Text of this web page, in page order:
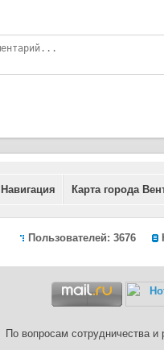
Навигация Карта города
Пользователей: 3676
По вопросам сотрудничества